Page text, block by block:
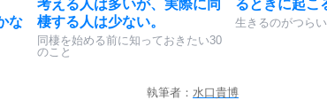
な
考える人は多いが、実際に同
棲する人は少ない。
同棲を始める前に知っておきたい30
のこと
るときに起こ
生きるのがつら
執筆者： 水口貴博